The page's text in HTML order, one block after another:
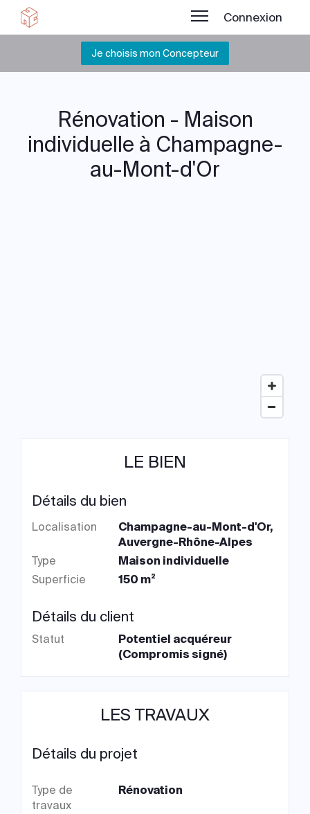
Connexion
Je choisis mon Concepteur
Rénovation - Maison
individuelle à Champagne-
au-Mont-d'Or
LE BIEN
Détails du bien
Localisation
Champagne-au-Mont-d'Or,
Auvergne-Rhône-Alpes
Type
Maison individuelle
Superficie
150 m²
Détails du client
Statut
Potentiel acquéreur
(Compromis signé)
LES TRAVAUX
Détails du projet
Type de
travaux
Rénovation